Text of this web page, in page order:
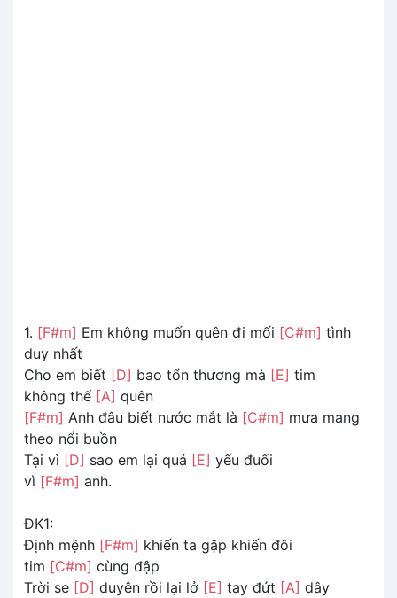
1. [F#m] Em không muốn quên đi mối [C#m] tình
duy nhất
Cho em biết [D] bao tổn thương mà [E] tim
không thể [A] quên
[F#m] Anh đâu biết nước mắt là [C#m] mưa mang
theo nổi buồn
Tại vì [D] sao em lại quá [E] yếu đuối
vì [F#m] anh.
ĐK1:
Định mệnh [F#m] khiến ta gặp khiến đôi
tim [C#m] cùng đập
Trời se [D] duyên rồi lại lở [E] tay đứt [A] dây